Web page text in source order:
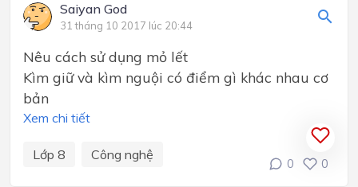
Saiyan God
31 tháng 10 2017 lúc 20:44
Nêu cách sử dụng mỏ lết
Kìm giữ và kìm nguội có điểm gì khác nhau cơ
bản
Xem chi tiết
Lớp 8 Công nghệ
0 0